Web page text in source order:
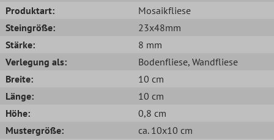
Produktart:
Mosaikfliese
Steingröße:
23x48mm
Stärke:
8 mm
Verlegung als:
Bodenfliese, Wandfliese
Breite:
10 cm
Länge:
10 cm
Höhe:
0,8 cm
Mustergröße:
ca. 10x10 cm